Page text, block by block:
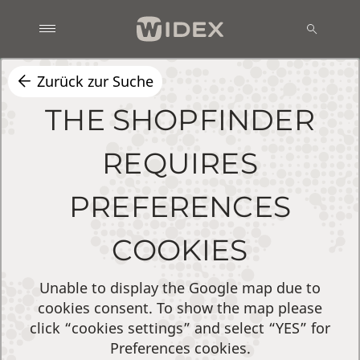
Zurück zur Suche
THE SHOPFINDER
REQUIRES
PREFERENCES
COOKIES
Unable to display the Google map due to
cookies consent. To show the map please
click “cookies settings” and select “YES” for
Preferences cookies.